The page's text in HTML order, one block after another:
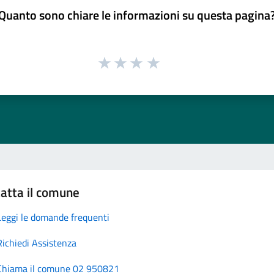
sono chiare le informazioni su questa
il comune
le domande frequenti
Assistenza
il comune 02 950821